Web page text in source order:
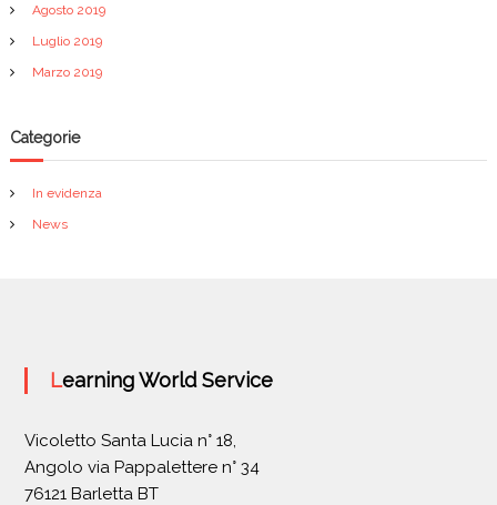
Agosto 2019
Luglio 2019
Marzo 2019
Categorie
In evidenza
News
Learning World Service
Vicoletto Santa Lucia n° 18,
Angolo via Pappalettere n° 34
76121 Barletta BT